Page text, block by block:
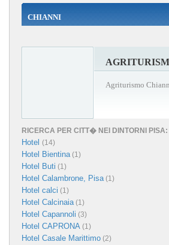
CHIANNI
Agriturismo
RICERCA PER CITT� NEI DINTORNI PISA:
Hotel (14)
Hotel Bientina(1)
Hotel Buti (1)
Hotel Calambrone, Pisa(1)
Hotel calci (1)
Hotel Calcinaia(1)
Hotel Capannoli (3)
Hotel CAPRONA (1)
Hotel Casale Marittimo (2)